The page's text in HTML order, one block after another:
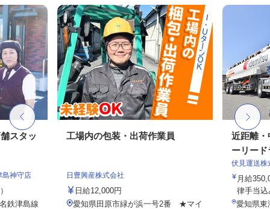
スタッ
神守店
鉄津島線
工場内の包装・出荷作業員
日豊興産株式会社
日給12,000円
愛知県田原市緑が浜一号2番 ★マイ
近距離・
ーリー
伏見運送株
月給
律手当
愛知県東